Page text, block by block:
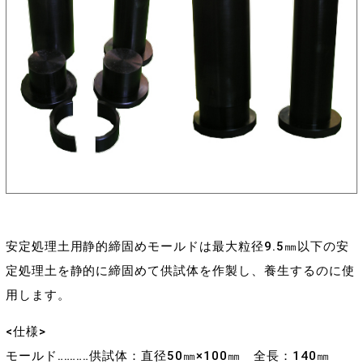
安定処理土用静的締固めモールドは最大粒径9.5㎜以下の安
定処理土を静的に締固めて供試体を作製し、養生するのに使
用します。
<仕様>
モールド‥‥‥‥‥供試体：直径50㎜×100㎜ 全長：140㎜